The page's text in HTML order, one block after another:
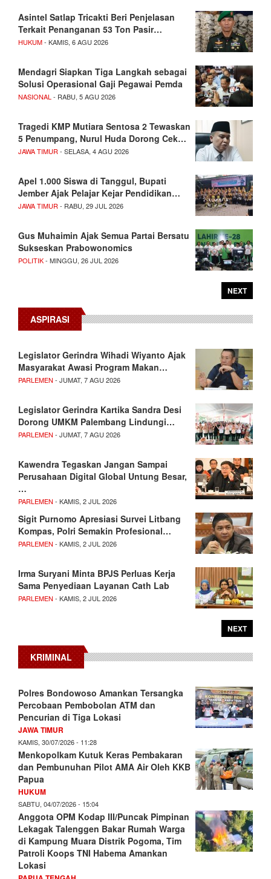
Asintel Satlap Tricakti Beri Penjelasan
Terkait Penanganan 53 Ton Pasir…
HUKUM- KAMIS, 6 AGU 2026
Mendagri Siapkan Tiga Langkah sebagai
Solusi Operasional Gaji Pegawai Pemda
NASIONAL - RABU, 5 AGU 2026
Tragedi KMP Mutiara Sentosa 2 Tewaskan
5 Penumpang, Nurul Huda Dorong Cek…
JAWA TIMUR - SELASA, 4 AGU 2026
Apel 1.000 Siswa di Tanggul, Bupati
Jember Ajak Pelajar Kejar Pendidikan…
JAWA TIMUR - RABU, 29 JUL 2026
Gus Muhaimin Ajak Semua Partai Bersatu
Sukseskan Prabowonomics
POLITIK- MINGGU, 26 JUL 2026
NEXT
ASPIRASI
Legislator Gerindra Wihadi Wiyanto Ajak
Masyarakat Awasi Program Makan…
PARLEMEN - JUMAT, 7 AGU 2026
Legislator Gerindra Kartika Sandra Desi
Dorong UMKM Palembang Lindungi…
PARLEMEN - JUMAT, 7 AGU 2026
Kawendra Tegaskan Jangan Sampai
Perusahaan Digital Global Untung Besar,
…
PARLEMEN - KAMIS, 2 JUL 2026
Sigit Purnomo Apresiasi Survei Litbang
Kompas, Polri Semakin Profesional…
PARLEMEN - KAMIS, 2 JUL 2026
Irma Suryani Minta BPJS Perluas Kerja
Sama Penyediaan Layanan Cath Lab
PARLEMEN - KAMIS, 2 JUL 2026
NEXT
KRIMINAL
Polres Bondowoso Amankan Tersangka
Percobaan Pembobolan ATM dan
Pencurian di Tiga Lokasi
JAWA TIMUR
KAMIS, 30/07/2026 - 11:28
Menkopolkam Kutuk Keras Pembakaran
dan Pembunuhan Pilot AMA Air Oleh KKB
Papua
HUKUM
SABTU, 04/07/2026 - 15:04
Anggota OPM Kodap III/Puncak Pimpinan
Lekagak Talenggen Bakar Rumah Warga
di Kampung Muara Distrik Pogoma, Tim
Patroli Koops TNI Habema Amankan
Lokasi